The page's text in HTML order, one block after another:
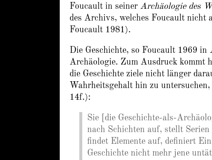
Foucault in seiner Archäologie des
des Archivs, welches Foucault nicht
Foucault 1981).
Die Geschichte, so Foucault 1969 in
Archäologie. Zum Ausdruck kommt
die Geschichte ziele nicht länger
Wahrheitsgehalt hin zu
14f.):
Sie [die Geschichte-als-
nach Schichten auf, stellt
findet Elemente auf, definiert
Geschichte nicht mehr jene